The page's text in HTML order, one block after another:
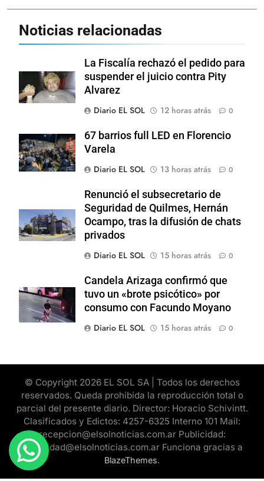
Noticias relacionadas
La Fiscalía rechazó el pedido para
suspender el juicio contra Pity
Alvarez
Diario EL SOL
12 horas atrás 0
67 barrios full LED en Florencio
Varela
Diario EL SOL
13 horas atrás 0
Renunció el subsecretario de
Seguridad de Quilmes, Hernán
Ocampo, tras la difusión de chats
privados
Diario EL SOL
15 horas atrás 0
Candela Arizaga confirmó que
tuvo un «brote psicótico» por
consumo con Facundo Moyano
Diario EL SOL
15 horas atrás 0
© Copyright 2026 EL SOL SA | Todos los derechos
reservados. Queda prohibida la reproducción total o
parcial del presente diario. Director: Horacio Schivintt.
Clasificados y Edictos: 4257-6325 Interno 101 Mail:
recepcion@elsolnoticias.com.ar Publicidad:
publicidad@elsolnoticias.com.ar Funciona gracias a
BlazeThemes.